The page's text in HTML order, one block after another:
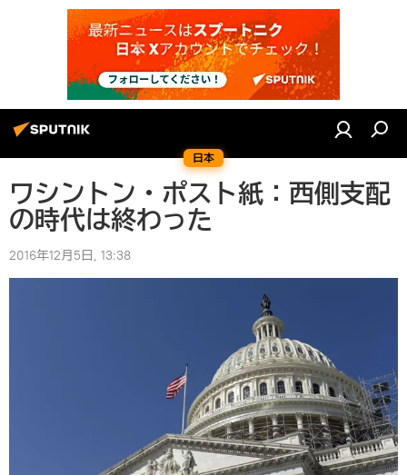
日本
ワシントン・ポスト紙：西側支配
の時代は終わった
2016年12月5日, 13:38